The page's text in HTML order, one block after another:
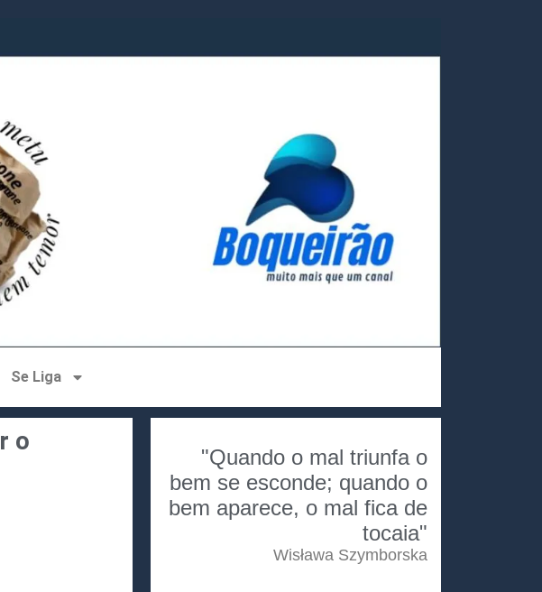
Se Liga
o
"Quando o mal triunfa o
bem se esconde; quando o
bem aparece, o mal fica de
tocaia"
Wisława Szymborska